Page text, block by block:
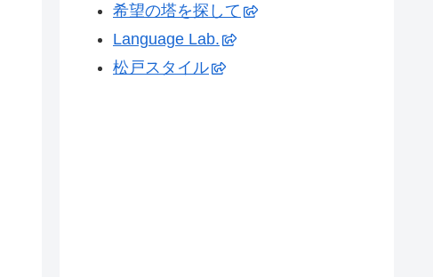
希望の塔を探して
Language Lab.
松戸スタイル